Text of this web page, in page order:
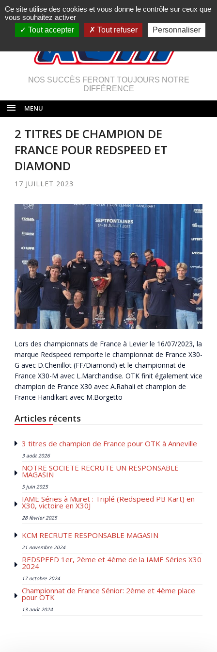
NOS SUCCÈS FERONT TOUJOURS NOTRE
DIFFÉRENCE
MENU
2 TITRES DE CHAMPION DE
FRANCE POUR REDSPEED ET
DIAMOND
17 JUILLET 2023
Lors des championnats de France à Levier le 16/07/2023, la
marque Redspeed remporte le championnat de France X30-
G avec D.Chenillot (FF/Diamond) et le championnat de
France X30-M avec L.Marchandise. OTK finit également vice
champion de France X30 avec A.Rahali et champion de
France Handikart avec M.Borgetto
Articles récents
3 titres de champion de France pour OTK à Anneville
3 août 2026
NOTRE SOCIETE RECRUTE UN RESPONSABLE
MAGASIN
5 juin 2025
IAME Séries à Muret : Triplé (Redspeed PB Kart) en
X30, victoire en X30J
28 février 2025
KCM RECRUTE RESPONSABLE MAGASIN
21 novembre 2024
REDSPEED 1er, 2ème et 4ème de la IAME Séries X30
2024
17 octobre 2024
Championnat de France Sénior: 2ème et 4ème place
pour OTK
13 août 2024
Ce site utilise des cookies et vous donne le contrôle sur ceux que
vous souhaitez activer
Tout accepter
Tout refuser Personnaliser